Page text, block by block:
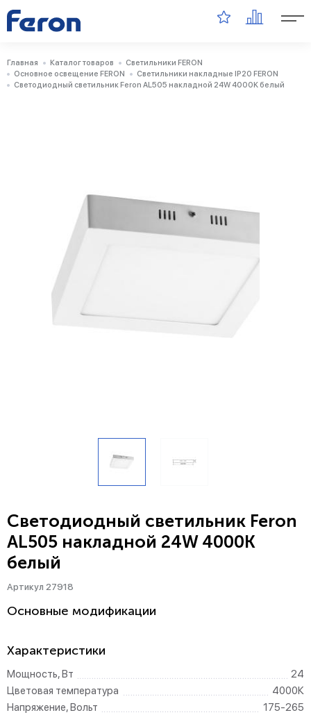
Главная Каталог товаров
Светильники FERON
Основное освещение FERON
Светильники накладные IP20 FERON
Светодиодный светильник Feron AL505 накладной 24W 4000K белый
Светодиодный светильник Feron
AL505 накладной 24W 4000K
белый
Артикул 27918
Основные модификации
Характеристики
Мощность, Вт
24
Цветовая температура
4000К
Напряжение, Вольт
175-265